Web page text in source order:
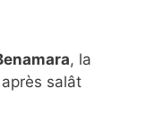
, la
après salât